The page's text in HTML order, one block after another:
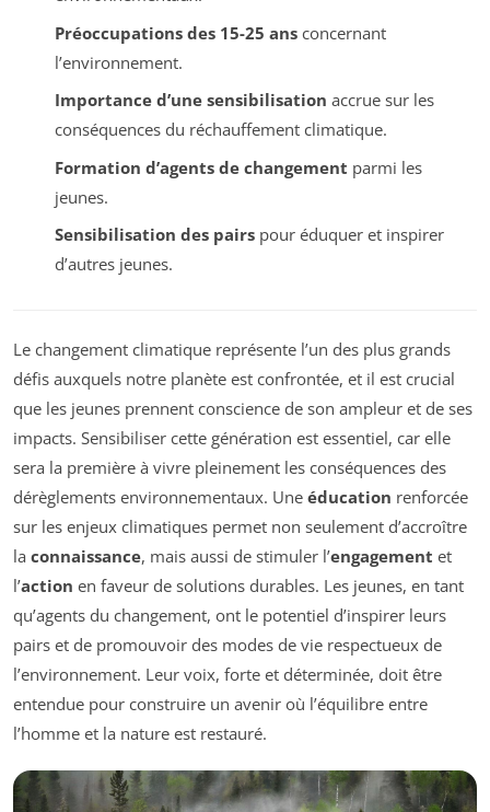
Préoccupations des 15-25 ansconcernant
l’environnement.
Importance d’une sensibilisation accrue sur les
conséquences du réchauffement climatique.
Formation d’agents de changement parmi les
jeunes.
Sensibilisation des pairspour éduquer et inspirer
d’autres jeunes.
Le changement climatique représente l’un des plus grands
défis auxquels notre planète est confrontée, et il est crucial
que les jeunes prennent conscience de son ampleur et de ses
impacts. Sensibiliser cette génération est essentiel, car elle
sera la première à vivre pleinement les conséquences des
dérèglements environnementaux. Une éducation renforcée
sur les enjeux climatiques permet non seulement d’accroître
la connaissance, mais aussi de stimuler l’engagement et
l’action en faveur de solutions durables. Les jeunes, en tant
qu’agents du changement, ont le potentiel d’inspirer leurs
pairs et de promouvoir des modes de vie respectueux de
l’environnement. Leur voix, forte et déterminée, doit être
entendue pour construire un avenir où l’équilibre entre
l’homme et la nature est restauré.